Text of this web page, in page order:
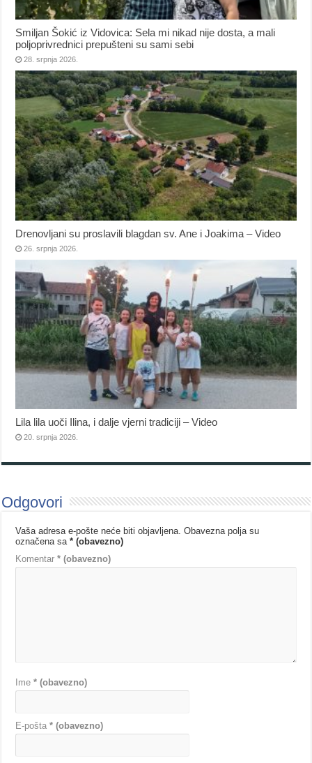
Smiljan Šokić iz Vidovica: Sela mi nikad nije dosta, a mali
poljoprivrednici prepušteni su sami sebi
28. srpnja 2026.
Drenovljani su proslavili blagdan sv. Ane i Joakima – Video
26. srpnja 2026.
Lila lila uoči Ilina, i dalje vjerni tradiciji – Video
20. srpnja 2026.
Odgovori
Vaša adresa e-pošte neće biti objavljena. Obavezna polja su
označena sa* (obavezno)
Komentar* (obavezno)
Ime* (obavezno)
E-pošta* (obavezno)